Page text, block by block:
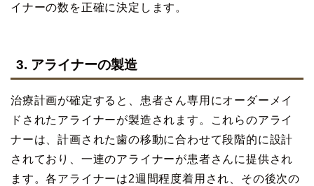
イナーの数を正確に決定します。
3. アライナーの製造
治療計画が確定すると、患者さん専用にオーダーメイ
ドされたアライナーが製造されます。これらのアライ
ナーは、計画された歯の移動に合わせて段階的に設計
されており、一連のアライナーが患者さんに提供され
ます。各アライナーは2週間程度着用され、その後次の